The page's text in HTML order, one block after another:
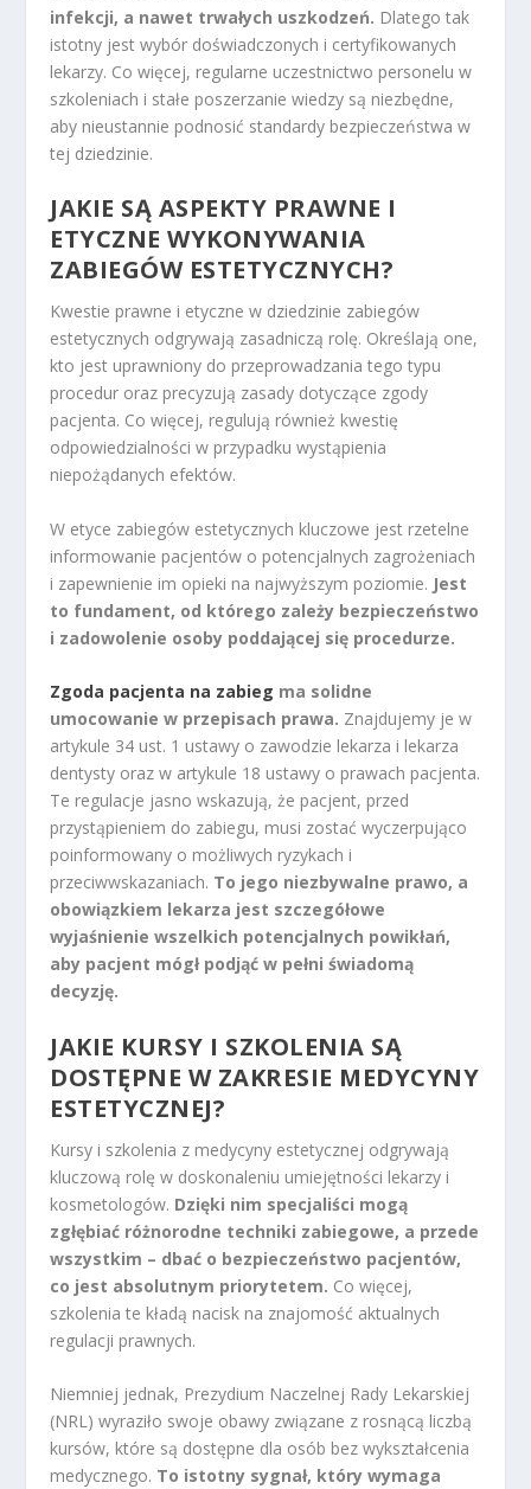
infekcji, a nawet trwałych uszkodzeń. Dlatego tak
istotny jest wybór doświadczonych i certyfikowanych
lekarzy. Co więcej, regularne uczestnictwo personelu w
szkoleniach i stałe poszerzanie wiedzy są niezbędne,
aby nieustannie podnosić standardy bezpieczeństwa w
tej dziedzinie.
JAKIE SĄ ASPEKTY PRAWNE I
ETYCZNE WYKONYWANIA
ZABIEGÓW ESTETYCZNYCH?
Kwestie prawne i etyczne w dziedzinie zabiegów
estetycznych odgrywają zasadniczą rolę. Określają one,
kto jest uprawniony do przeprowadzania tego typu
procedur oraz precyzują zasady dotyczące zgody
pacjenta. Co więcej, regulują również kwestię
odpowiedzialności w przypadku wystąpienia
niepożądanych efektów.
W etyce zabiegów estetycznych kluczowe jest rzetelne
informowanie pacjentów o potencjalnych zagrożeniach
i zapewnienie im opieki na najwyższym poziomie. Jest
to fundament, od którego zależy bezpieczeństwo
i zadowolenie osoby poddającej się procedurze.
Zgoda pacjenta na zabieg ma solidne
umocowanie w przepisach prawa. Znajdujemy je w
artykule 34 ust. 1 ustawy o zawodzie lekarza i lekarza
dentysty oraz w artykule 18 ustawy o prawach pacjenta.
Te regulacje jasno wskazują, że pacjent, przed
przystąpieniem do zabiegu, musi zostać wyczerpująco
poinformowany o możliwych ryzykach i
przeciwwskazaniach. To jego niezbywalne prawo, a
obowiązkiem lekarza jest szczegółowe
wyjaśnienie wszelkich potencjalnych powikłań,
aby pacjent mógł podjąć w pełni świadomą
decyzję.
JAKIE KURSY I SZKOLENIA SĄ
DOSTĘPNE W ZAKRESIE MEDYCYNY
ESTETYCZNEJ?
Kursy i szkolenia z medycyny estetycznej odgrywają
kluczową rolę w doskonaleniu umiejętności lekarzy i
kosmetologów. Dzięki nim specjaliści mogą
zgłębiać różnorodne techniki zabiegowe, a przede
wszystkim – dbać o bezpieczeństwo pacjentów,
co jest absolutnym priorytetem. Co więcej,
szkolenia te kładą nacisk na znajomość aktualnych
regulacji prawnych.
Niemniej jednak, Prezydium Naczelnej Rady Lekarskiej
(NRL) wyraziło swoje obawy związane z rosnącą liczbą
kursów, które są dostępne dla osób bez wykształcenia
medycznego. To istotny sygnał, który wymaga